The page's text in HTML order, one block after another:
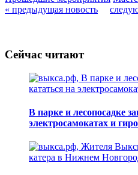
« предыдущая новость
Сейчас читают
В парке и лесопосадке
электросамокатах и